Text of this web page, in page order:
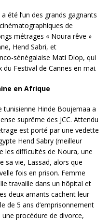
été l’un des grands gagnants
de
métrages « Noura rêve »
Hend Sabri, et
sénégalaise Mati Diop, qui
du Festival de Cannes en mai.
en Afrique
tunisienne Hinde Boujemaa a
suprême des JCC. Attendu
est porté par une vedette
Hend Sabry (meilleur
les difficultés de Noura, une
sa vie, Lassad, alors que
fois en prison. Femme
travaille dans un hôpital et
deux amants cachent leur
de 5 ans d’emprisonnement
procédure de divorce,